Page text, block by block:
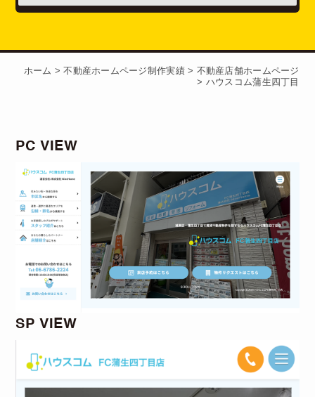
ホーム >不動産ホームページ制作実績> 不動産店舗ホームページ
> ハウスコム蒲生四丁目
PC VIEW
SP VIEW